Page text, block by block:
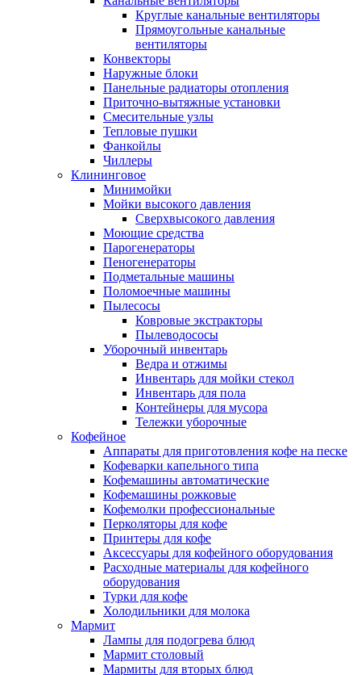
Круглые канальные вентиляторы
Прямоугольные канальные
вентиляторы
Конвекторы
Наружные блоки
Панельные радиаторы отопления
Приточно-вытяжные установки
Смесительные узлы
Тепловые пушки
Фанкойлы
Чиллеры
Клининговое
Минимойки
Мойки высокого давления
Сверхвысокого давления
Моющие средства
Парогенераторы
Пеногенераторы
Подметальные машины
Поломоечные машины
Пылесосы
Ковровые экстракторы
Пылеводососы
Уборочный инвентарь
Ведра и отжимы
Инвентарь для мойки стекол
Инвентарь для пола
Контейнеры для мусора
Тележки уборочные
Кофейное
Аппараты для приготовления кофе на песке
Кофеварки капельного типа
Кофемашины автоматические
Кофемашины рожковые
Кофемолки профессиональные
Перколяторы для кофе
Принтеры для кофе
Аксессуары для кофейного оборудования
Расходные материалы для кофейного
оборудования
Турки для кофе
Холодильники для молока
Мармит
Лампы для подогрева блюд
Мармит столовый
Мармиты для вторых блюд